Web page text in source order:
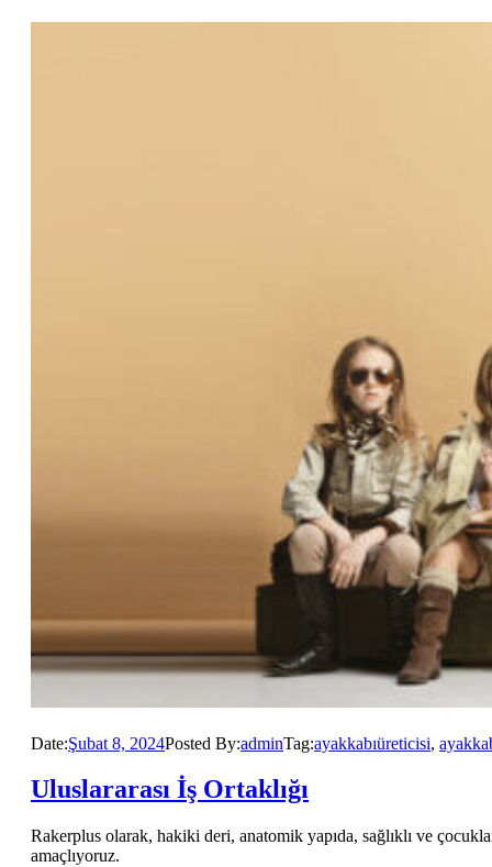
Date:Şubat 8, 2024Posted By:adminTag:ayakkabıüreticisi,
Uluslararası İş Ortaklığı
Rakerplus olarak, hakiki deri, anatomik yapıda, sağlıklı ve
amaçlıyoruz.